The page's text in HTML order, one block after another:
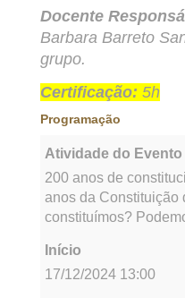
Docente
Barbara Barreto
grupo.
Certificação: 5h
Programação
Atividade do Evento
200 anos de
anos da Constituição
constituímos?
Início
17/12/2024 13:00